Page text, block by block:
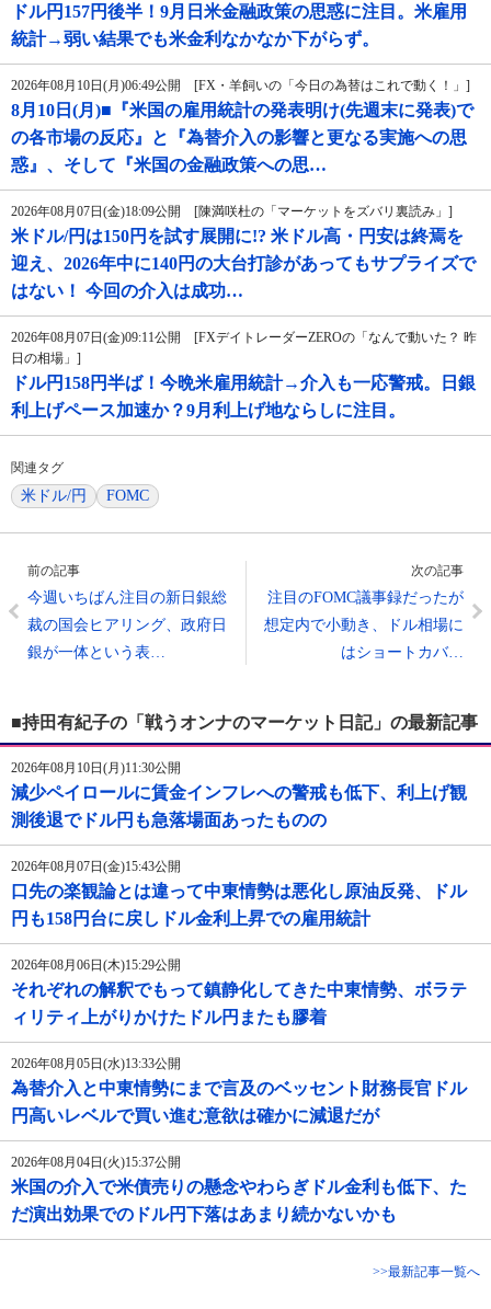
ドル円157円後半！9月日米金融政策の思惑に注目。米雇用
統計→弱い結果でも米金利なかなか下がらず。
2026年08月10日(月)06:49公開 [FX・羊飼いの「今日の為替はこれで動く！」]
8月10日(月)■『米国の雇用統計の発表明け(先週末に発表)で
の各市場の反応』と『為替介入の影響と更なる実施への思
惑』、そして『米国の金融政策への思…
2026年08月07日(金)18:09公開 [陳満咲杜の「マーケットをズバリ裏読み」]
米ドル/円は150円を試す展開に!? 米ドル高・円安は終焉を
迎え、2026年中に140円の大台打診があってもサプライズで
はない！ 今回の介入は成功…
2026年08月07日(金)09:11公開 [FXデイトレーダーZEROの「なんで動いた？ 昨
日の相場」]
ドル円158円半ば！今晩米雇用統計→介入も一応警戒。日銀
利上げペース加速か？9月利上げ地ならしに注目。
関連タグ
米ドル/円 FOMC
前の記事
今週いちばん注目の新日銀総
裁の国会ヒアリング、政府日
銀が一体という表…
次の記事
注目のFOMC議事録だったが
想定内で小動き、ドル相場に
はショートカバ…
■持田有紀子の「戦うオンナのマーケット日記」の最新記事
2026年08月10日(月)11:30公開
減少ペイロールに賃金インフレへの警戒も低下、利上げ観
測後退でドル円も急落場面あったものの
2026年08月07日(金)15:43公開
口先の楽観論とは違って中東情勢は悪化し原油反発、ドル
円も158円台に戻しドル金利上昇での雇用統計
2026年08月06日(木)15:29公開
それぞれの解釈でもって鎮静化してきた中東情勢、ボラテ
ィリティ上がりかけたドル円またも膠着
2026年08月05日(水)13:33公開
為替介入と中東情勢にまで言及のベッセント財務長官ドル
円高いレベルで買い進む意欲は確かに減退だが
2026年08月04日(火)15:37公開
米国の介入で米債売りの懸念やわらぎドル金利も低下、た
だ演出効果でのドル円下落はあまり続かないかも
>>最新記事一覧へ